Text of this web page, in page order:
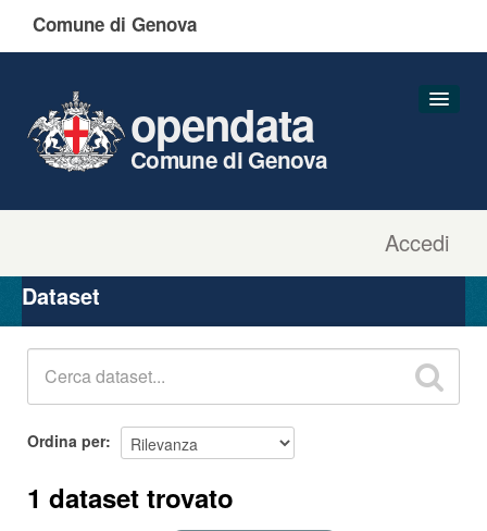
Comune di Genova
Accedi
opendata
Comune di Genova
Organizzazioni
Gruppi
Dataset
Ordina per
1 dataset trovato